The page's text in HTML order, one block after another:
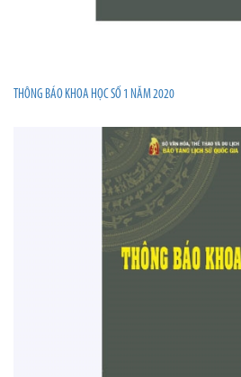
THÔNG BÁO KHOA HỌC SỐ 1 NĂM 2020